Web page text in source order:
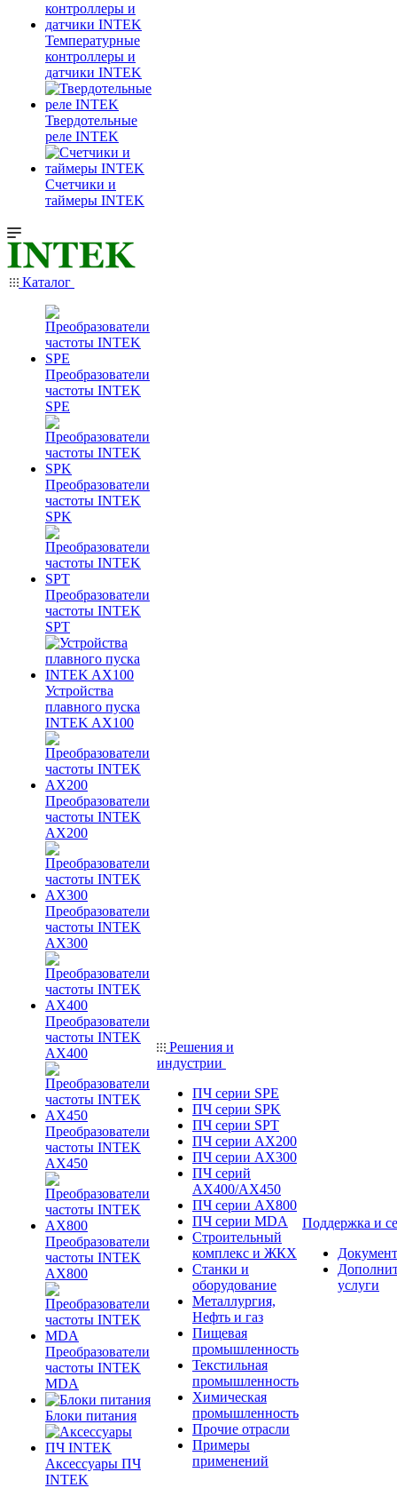
Температурные
контроллеры и
датчики INTEK
Твердотельные
реле INTEK
Счетчики и
таймеры INTEK
Каталог
Преобразователи
частоты INTEK
SPE
Преобразователи
частоты INTEK
SPK
Преобразователи
частоты INTEK
SPT
Устройства
плавного пуска
INTEK AX100
Преобразователи
частоты INTEK
AX200
Преобразователи
частоты INTEK
AX300
Преобразователи
частоты INTEK
AX400
Преобразователи
частоты INTEK
AX450
Преобразователи
частоты INTEK
AX800
Преобразователи
частоты INTEK
MDA
Блоки питания
Аксессуары ПЧ
INTEK
Решения и
индустрии
ПЧ серии SPE
ПЧ серии SPK
ПЧ серии SPT
ПЧ серии AX200
ПЧ серии AX300
ПЧ серий
AX400/AX450
ПЧ серии AX800
ПЧ серии MDA
Строительный
комплекс и ЖКХ
Станки и
оборудование
Металлургия,
Нефть и газ
Пищевая
промышленность
Текстильная
промышленность
Химическая
промышленность
Прочие отрасли
Примеры
применений
Поддержка и
услуги